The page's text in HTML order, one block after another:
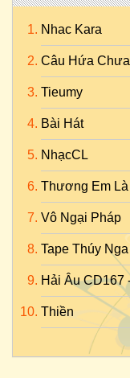
Nhac Kara
Câu Hứa
Tieumy
Bài Hát
NhạcCL
Thương Em
Vô Ngại Pháp
Tape Thúy
Hải Âu CD167
Thiền